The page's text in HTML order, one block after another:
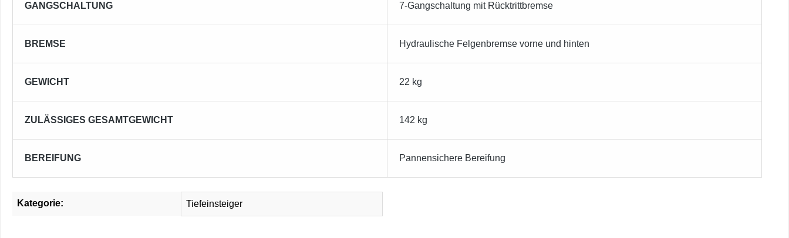
GANGSCHALTUNG 7-Gangschaltung mit Rücktrittbremse
BREMSE Hydraulische Felgenbremse vorne und hinten
GEWICHT 22 kg
ZULÄSSIGES GESAMTGEWICHT 142 kg
BEREIFUNG Pannensichere Bereifung
Kategorie: Tiefeinsteiger